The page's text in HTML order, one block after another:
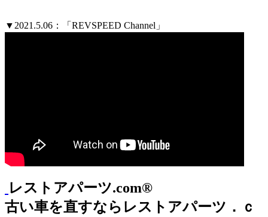
▼2021.5.06：「REVSPEED Channel」
レストアパーツ.com®
古い車を直すならレストアパーツ．ｃ